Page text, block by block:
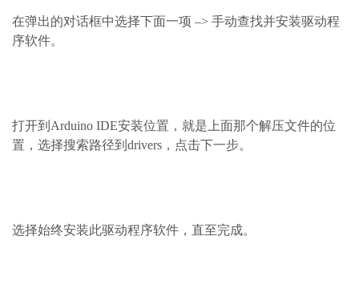
在弹出的对话框中选择下面一项 –> 手动查找并安装驱动程
序软件。
打开到Arduino IDE安装位置，就是上面那个解压文件的位
置，选择搜索路径到drivers，点击下一步。
选择始终安装此驱动程序软件，直至完成。